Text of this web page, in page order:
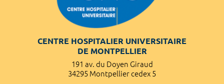
CENTRE HOSPITALIER UNIVERSITAIRE
DE MONTPELLIER
191 av. du Doyen Giraud
34295 Montpellier cedex 5